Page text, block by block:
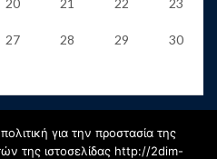
20 21 22 23
27 28 29 30
για την προστασία της
της ιστοσελίδας http://2dim-